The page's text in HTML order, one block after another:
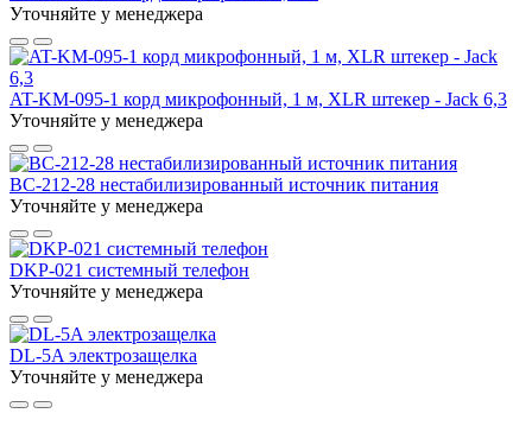
Уточняйте у менеджера
AT-KM-095-1 корд микрофонный, 1 м, XLR штекер - Jack 6,3
Уточняйте у менеджера
BC-212-28 нестабилизированный источник питания
Уточняйте у менеджера
DKP-021 системный телефон
Уточняйте у менеджера
DL-5A электрозащелка
Уточняйте у менеджера